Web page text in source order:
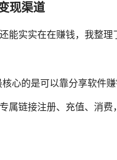
现渠道
能实实在在赚钱，我整
心的是可以靠分享软件赚
链接注册、充值、消费